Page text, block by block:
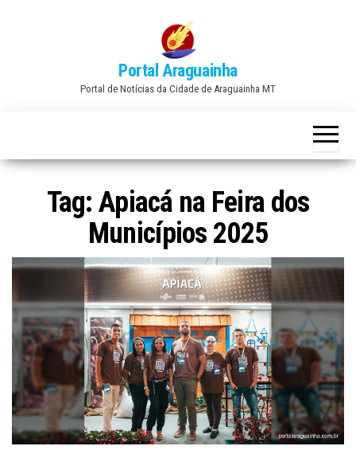
Portal Araguainha
Portal de Notícias da Cidade de Araguainha MT
Tag:Apiacá na Feira dos
Municípios 2025